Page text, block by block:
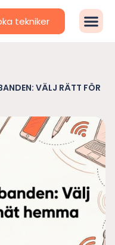
tekniker
VÄLJ RÄTT FÖR